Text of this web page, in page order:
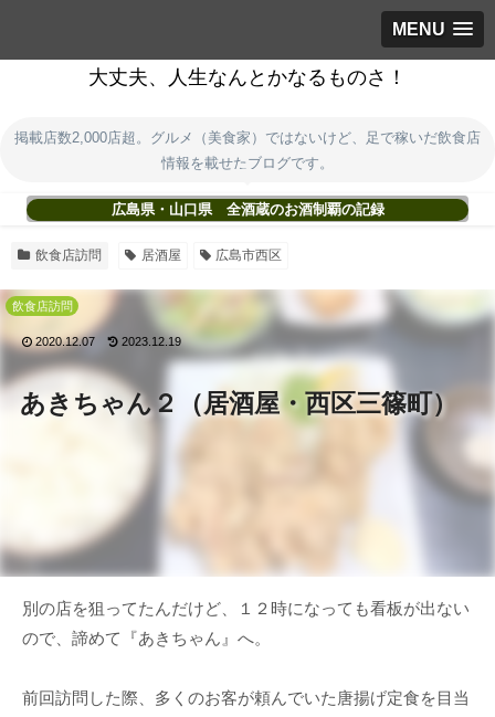
MENU
大丈夫、人生なんとかなるものさ！
掲載店数2,000店超。グルメ（美食家）ではないけど、足で稼いだ飲食店
情報を載せたブログです。
広島県・山口県 全酒蔵のお酒制覇の記録
飲食店訪問 居酒屋 広島市西区
あきちゃん２（居酒屋・西区三篠町）
飲食店訪問
2020.12.07 2023.12.19
別の店を狙ってたんだけど、１２時になっても看板が出ない
ので、諦めて『あきちゃん』へ。
前回訪問した際、多くのお客が頼んでいた唐揚げ定食を目当